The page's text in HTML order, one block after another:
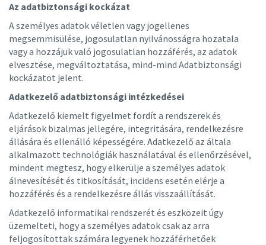
Az adatbiztonsági kockázat
A személyes adatok véletlen vagy jogellenes
megsemmisülése, jogosulatlan nyilvánosságra hozatala
vagy a hozzájuk való jogosulatlan hozzáférés, az adatok
elvesztése, megváltoztatása, mind-mind Adatbiztonsági
kockázatot jelent.
Adatkezelő adatbiztonsági intézkedései
Adatkezelő kiemelt figyelmet fordít a rendszerek és
eljárások bizalmas jellegére, integritására, rendelkezésre
állására és ellenálló képességére. Adatkezelő az általa
alkalmazott technológiák használatával és ellenőrzésével,
mindent megtesz, hogy elkerülje a személyes adatok
álnevesítését és titkosítását, incidens esetén elérje a
hozzáférés és a rendelkezésre állás visszaállítását.
Adatkezelő informatikai rendszerét és eszközeit úgy
üzemelteti, hogy a személyes adatok csak az arra
feljogosítottak számára legyenek hozzáférhetőek